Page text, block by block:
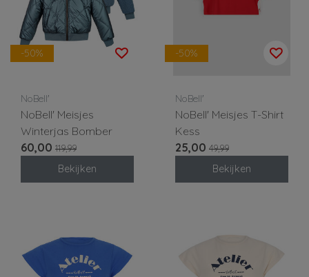
-50%
NoBell'
NoBell' Meisjes
Winterjas Bomber
60,00 119,99
Bekijken
-50%
NoBell'
NoBell' Meisjes T-Shirt
Kess
25,00 49,99
Bekijken